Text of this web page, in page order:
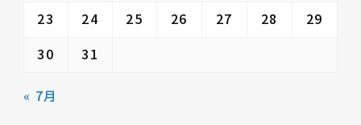
23
24 25 26 27 28
29
30
31
« 7月